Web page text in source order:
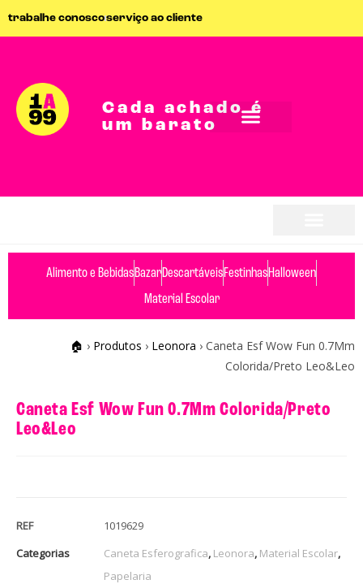
trabalhe conoscoserviço ao cliente
Cada achado é
um barato
Alimento e BebidasBazarDescartáveisFestinhasHalloween
Material Escolar
🏠 › Produtos › Leonora › Caneta Esf Wow Fun 0.7Mm
Colorida/Preto Leo&Leo
Caneta Esf Wow Fun 0.7Mm Colorida/Preto
Leo&Leo
REF
1019629
Categorias
Caneta Esferografica, Leonora, Material Escolar,
Papelaria